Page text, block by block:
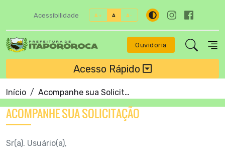
Acessibilidade A+ A A-
Ouvidoria
Acesso Rápido
Início Acompanhe sua Solicitacão
ACOMPANHE SUA SOLICITAÇÃO
Sr(a). Usuário(a),